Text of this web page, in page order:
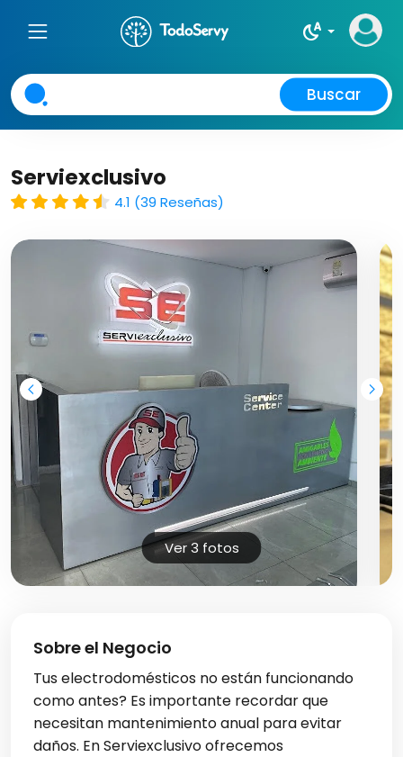
night_sight_auto
Buscar
Serviexclusivo
4.1 (39 Reseñas)
Ver 3 fotos
Sobre el Negocio
Tus electrodomésticos no están funcionando
como antes? Es importante recordar que
necesitan mantenimiento anual para evitar
daños. En Serviexclusivo ofrecemos